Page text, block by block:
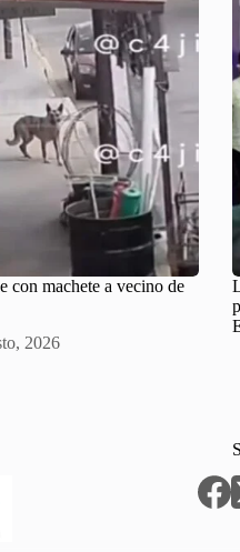
con machete a vecino de
2026